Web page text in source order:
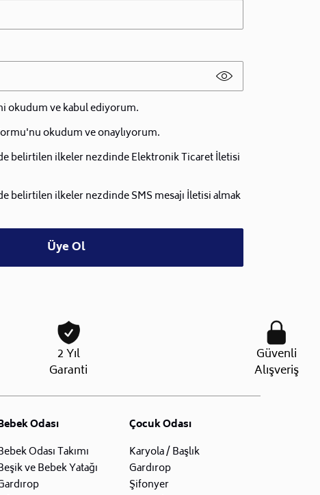
okudum ve kabul ediyorum.
okudum ve onaylıyorum.
belirtilen ilkeler nezdinde Elektronik Ticaret İletisi
belirtilen ilkeler nezdinde SMS mesajı İletisi almak
Üye Ol
2 Yıl
Garanti
Güvenli
Alışveriş
Odası
Odası Takımı
ve Bebek Yatağı
Çocuk Odası
Karyola / Başlık
Gardırop
Şifonyer